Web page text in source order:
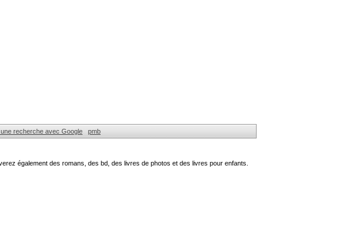
recherche avec Google pmb
également des romans, des bd, des livres de photos et des livres pour enfants.